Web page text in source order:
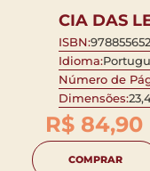
CIA DAS
ISBN:
Idioma:
Número de
Dimensões:
R$ 84,90
COMPRAR